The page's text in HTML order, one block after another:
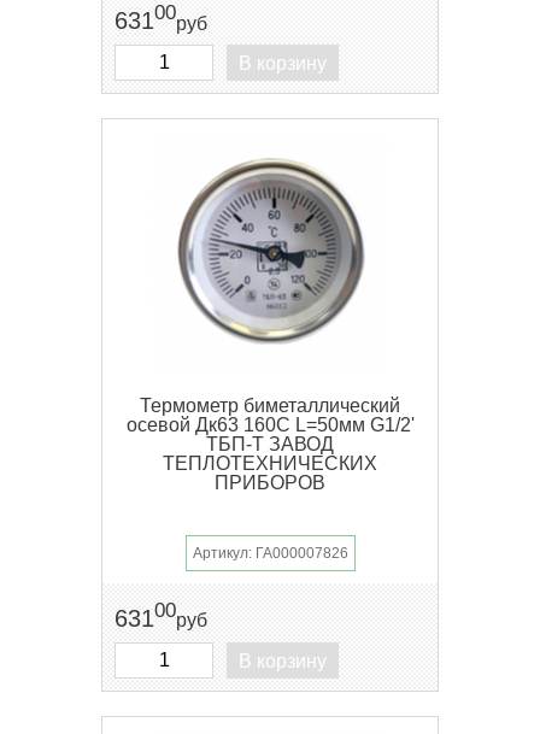
63100руб
В корзину
Термометр биметаллический
осевой Дк63 160С L=50мм G1/2'
ТБП-Т ЗАВОД
ТЕПЛОТЕХНИЧЕСКИХ
ПРИБОРОВ
Артикул: ГА000007826
63100руб
В корзину